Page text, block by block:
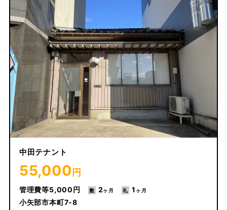
中田テナント
55,000 円
5,000 2
1
小矢部市本町7-8